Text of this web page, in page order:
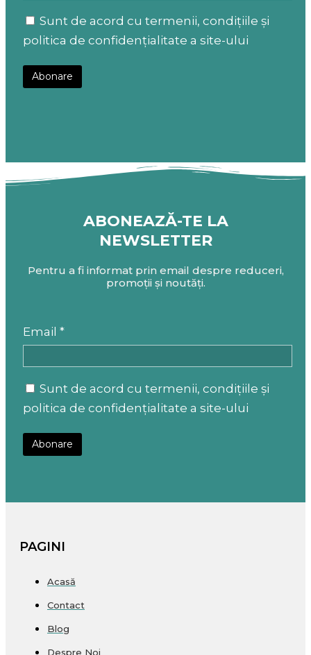
Sunt de acord cu termenii, condițiile și
politica de confidențialitate a site-ului
ABONEAZĂ-TE LA
NEWSLETTER
Pentru a fi informat prin email despre reduceri,
promoții și noutăți.
Email *
Sunt de acord cu termenii, condițiile și
politica de confidențialitate a site-ului
PAGINI
Acasă
Contact
Blog
Despre Noi